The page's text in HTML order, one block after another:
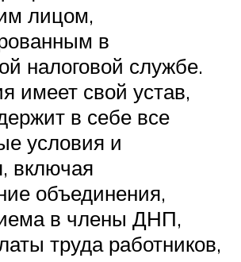
лицом,
в
налоговой службе.
имеет свой устав,
в себе все
условия и
включая
объединения,
в члены ДНП,
труда работников,